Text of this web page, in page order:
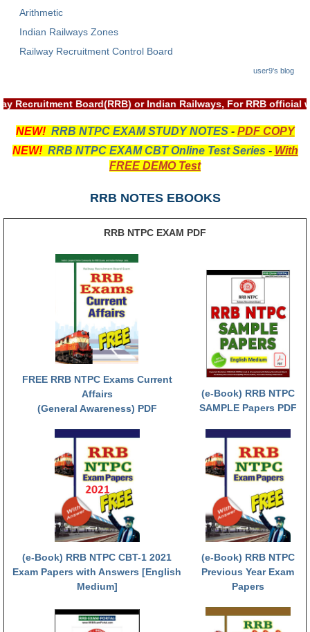
RRB NTPC रेल्वे भर्ती बोर्ड
JE
RRB Junior Engineer Papers
Group-D
Group-D Exam Paper
रेलवे ग्रुप -डी परीक्षा
RRB NTPC (Tier-1) Papers
RRB NTPC (Tier-2) Papers
RRB NTPC (Tier-1) परीक्षा पेपर
RRB ALP Exam Papers
ALP Psychological Tests
Mock Test for Junior Engineers
GK Papers
PARAMEDICAL
PARAMEDICAL PDF Study Notes
PARAMEDICAL Apply Online
Arithmetic
Indian Railways Zones
Railway Recruitment Control Board
user9's blog
Recruitment Board(RRB) or Indian Railways, For RRB
NEW! RRB NTPC EXAM STUDY NOTES- PDF COPY
NEW! RRB NTPC EXAM CBT Online Test Series - With
FREE DEMO Test
RRB NOTES EBOOKS
RRB NTPC EXAM PDF
FREE RRB NTPC Exams Current
Affairs
(General Awareness) PDF
(e-Book) RRB NTPC
SAMPLE Papers PDF
(e-Book) RRB NTPC CBT-1 2021
Exam Papers with Answers [English
Medium]
(e-Book) RRB NTPC
Previous Year Exam
Papers